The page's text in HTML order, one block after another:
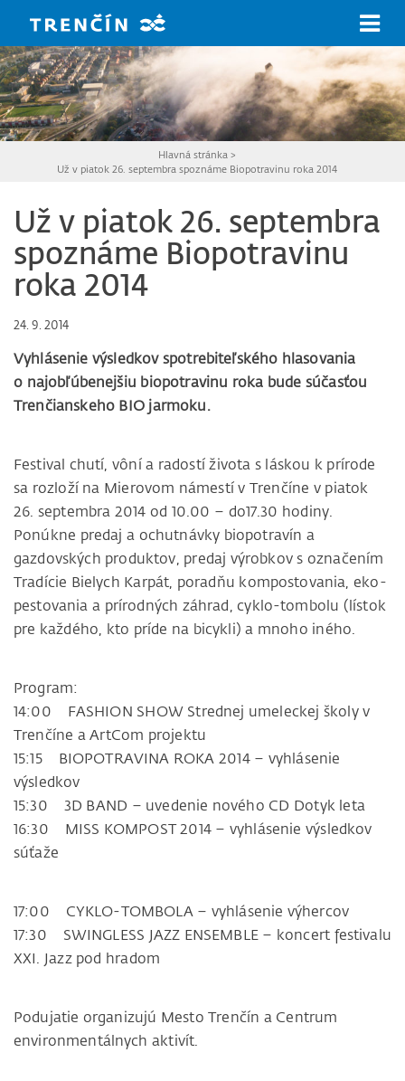
Hlavná stránka >
Už v piatok 26. septembra spoznáme Biopotravinu roka 2014
Už v piatok 26. septembra
spoznáme Biopotravinu
roka 2014
24. 9. 2014
Vyhlásenie výsledkov spotrebiteľského hlasovania
o najobľúbenejšiu biopotravinu roka bude súčasťou
Trenčianskeho BIO jarmoku.
Festival chutí, vôní a radostí života s láskou k prírode
sa rozloží na Mierovom námestí v Trenčíne v piatok
26. septembra 2014 od 10.00 – do17.30 hodiny.
Ponúkne predaj a ochutnávky biopotravín a
gazdovských produktov, predaj výrobkov s označením
Tradície Bielych Karpát, poradňu kompostovania, eko-
pestovania a prírodných záhrad, cyklo-tombolu (lístok
pre každého, kto príde na bicykli) a mnoho iného.
Program:
14:00 FASHION SHOW Strednej umeleckej školy v
Trenčíne a ArtCom projektu
15:15 BIOPOTRAVINA ROKA 2014 – vyhlásenie
výsledkov
15:30 3D BAND – uvedenie nového CD Dotyk leta
16:30 MISS KOMPOST 2014 – vyhlásenie výsledkov
súťaže
17:00 CYKLO-TOMBOLA – vyhlásenie výhercov
17:30 SWINGLESS JAZZ ENSEMBLE – koncert festivalu
XXI. Jazz pod hradom
Podujatie organizujú Mesto Trenčín a Centrum
environmentálnych aktivít.